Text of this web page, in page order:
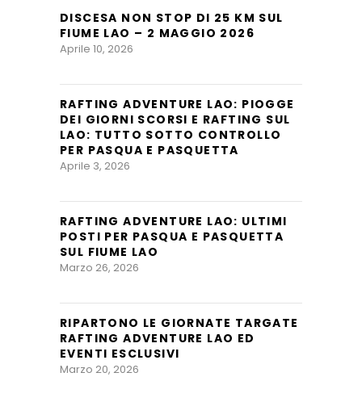
DISCESA NON STOP DI 25 KM SUL
FIUME LAO – 2 MAGGIO 2026
Aprile 10, 2026
RAFTING ADVENTURE LAO: PIOGGE
DEI GIORNI SCORSI E RAFTING SUL
LAO: TUTTO SOTTO CONTROLLO
PER PASQUA E PASQUETTA
Aprile 3, 2026
RAFTING ADVENTURE LAO: ULTIMI
POSTI PER PASQUA E PASQUETTA
SUL FIUME LAO
Marzo 26, 2026
RIPARTONO LE GIORNATE TARGATE
RAFTING ADVENTURE LAO ED
EVENTI ESCLUSIVI
Marzo 20, 2026